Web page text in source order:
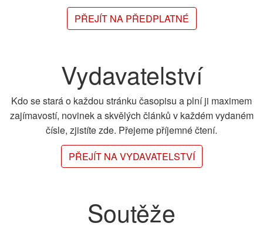
PŘEJÍT NA PŘEDPLATNÉ
Vydavatelství
Kdo se stará o každou stránku časopisu a plní ji maximem
zajímavostí, novinek a skvělých článků v každém vydaném
čísle, zjistíte zde. Přejeme příjemné čtení.
PŘEJÍT NA VYDAVATELSTVÍ
Soutěže